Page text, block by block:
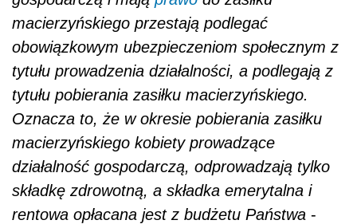
macierzyńskiego przestają podlegać
obowiązkowym ubezpieczeniom społecznym z
tytułu prowadzenia działalności, a podlegają z
tytułu pobierania zasiłku macierzyńskiego.
Oznacza to, że w okresie pobierania zasiłku
macierzyńskiego kobiety prowadzące
działalność gospodarczą, odprowadzają tylko
składkę zdrowotną, a składka emerytalna i
rentowa opłacana jest z budżetu Państwa -